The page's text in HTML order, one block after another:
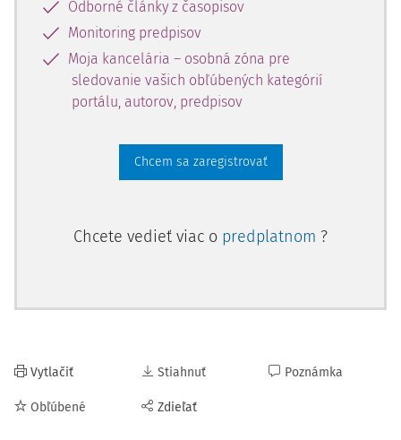
Odborné články z časopisov
Monitoring predpisov
Moja kancelária – osobná zóna pre
sledovanie vašich obľúbených kategórií
portálu, autorov, predpisov
Chcem sa zaregistrovať
Chcete vedieť viac o predplatnom ?
Vytlačiť
Obľúbené
Stiahnuť
Zdieľať
Poznámka